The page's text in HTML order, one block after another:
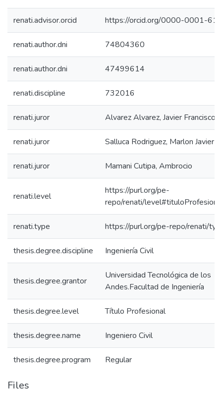
renati.advisor.orcid https://orcid.org/0000-0001-
renati.author.dni 74804360
renati.author.dni 47499614
renati.discipline 732016
renati.juror Alvarez Alvarez, Javier Francisco
renati.juror Salluca Rodriguez, Marlon Javier
renati.juror Mamani Cutipa, Ambrocio
renati.level
https://purl.org/pe-
repo/renati/
renati.type https://purl.org/pe-repo/renati/
thesis.degree.discipline Ingeniería Civil
thesis.degree.grantor
Universidad Tecnológica de los
Andes.Facultad de Ingeniería
thesis.degree.level Título Profesional
thesis.degree.name Ingeniero Civil
thesis.degree.program Regular
Files